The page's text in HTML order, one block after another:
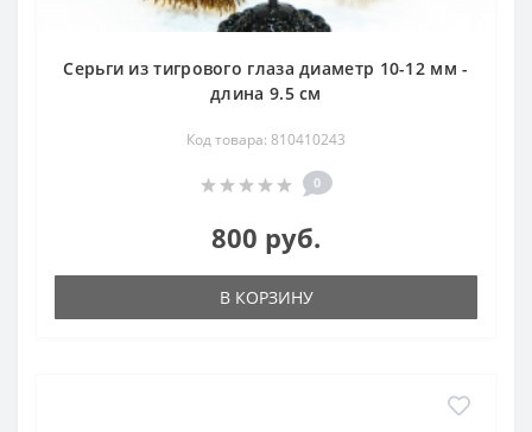
Серьги из тигрового глаза диаметр 10-12 мм -
длина 9.5 см
Код товара: 810410243
0
800 руб.
В КОРЗИНУ